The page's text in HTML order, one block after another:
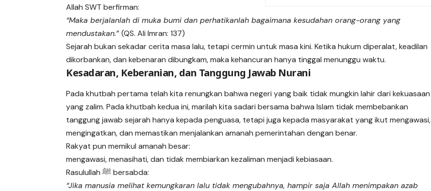
Allah SWT berfirman:
“Maka berjalanlah di muka bumi dan perhatikanlah bagaimana kesudahan orang-orang yang
mendustakan.”(QS. Ali Imran: 137)
Sejarah bukan sekadar cerita masa lalu, tetapi cermin untuk masa kini. Ketika hukum diperalat, keadilan
dikorbankan, dan kebenaran dibungkam, maka kehancuran hanya tinggal menunggu waktu.
Kesadaran, Keberanian, dan Tanggung Jawab Nurani
Pada khutbah pertama telah kita renungkan bahwa negeri yang baik tidak mungkin lahir dari kekuasaan
yang zalim. Pada khutbah kedua ini, marilah kita sadari bersama bahwa Islam tidak membebankan
tanggung jawab sejarah hanya kepada penguasa, tetapi juga kepada masyarakat yang ikut mengawasi,
mengingatkan, dan memastikan menjalankan amanah pemerintahan dengan benar.
Rakyat pun memikul amanah besar:
mengawasi, menasihati, dan tidak membiarkan kezaliman menjadi kebiasaan.
Rasulullah ﷺ bersabda:
“Jika manusia melihat kemungkaran lalu tidak mengubahnya, hampir saja Allah menimpakan azab